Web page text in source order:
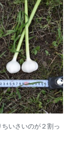
いさいのが２割っ